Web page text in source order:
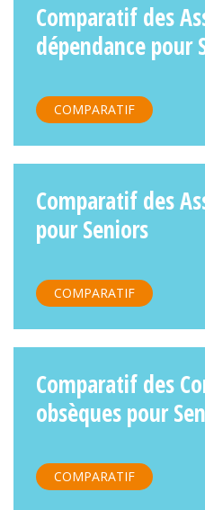
Comparatif des
dépendance pour
COMPARATIF
Comparatif des
pour Seniors
COMPARATIF
Comparatif des
obsèques pour
COMPARATIF